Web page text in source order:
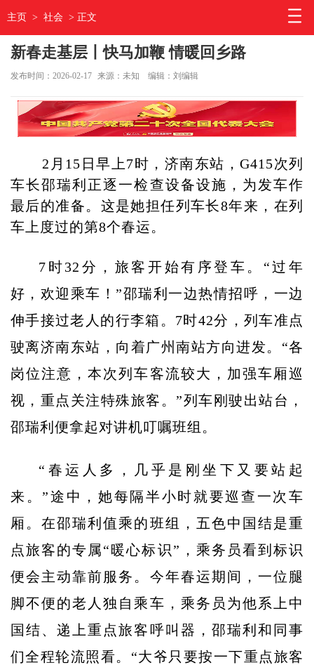
主页 > 社会 > 正文
新春走基层丨快马加鞭 情暖回乡路
发布时间：2026-02-17 来源：未知 编辑：刘编辑
2月15日早上7时，济南东站，G415次列
车长邵瑞利正逐一检查设备设施，为发车作
最后的准备。这是她担任列车长8年来，在列
车上度过的第8个春运。
7时32分，旅客开始有序登车。“过年
好，欢迎乘车！”邵瑞利一边热情招呼，一边
伸手接过老人的行李箱。7时42分，列车准点
驶离济南东站，向着广州南站方向进发。“各
岗位注意，本次列车客流较大，加强车厢巡
视，重点关注特殊旅客。”列车刚驶出站台，
邵瑞利便拿起对讲机叮嘱班组。
“春运人多，几乎是刚坐下又要站起
来。”途中，她每隔半小时就要巡查一次车
厢。在邵瑞利值乘的班组，五色中国结是重
点旅客的专属“暖心标识”，乘务员看到标识
便会主动靠前服务。今年春运期间，一位腿
脚不便的老人独自乘车，乘务员为他系上中
国结、递上重点旅客呼叫器，邵瑞利和同事
们全程轮流照看。“大爷只要按一下重点旅客